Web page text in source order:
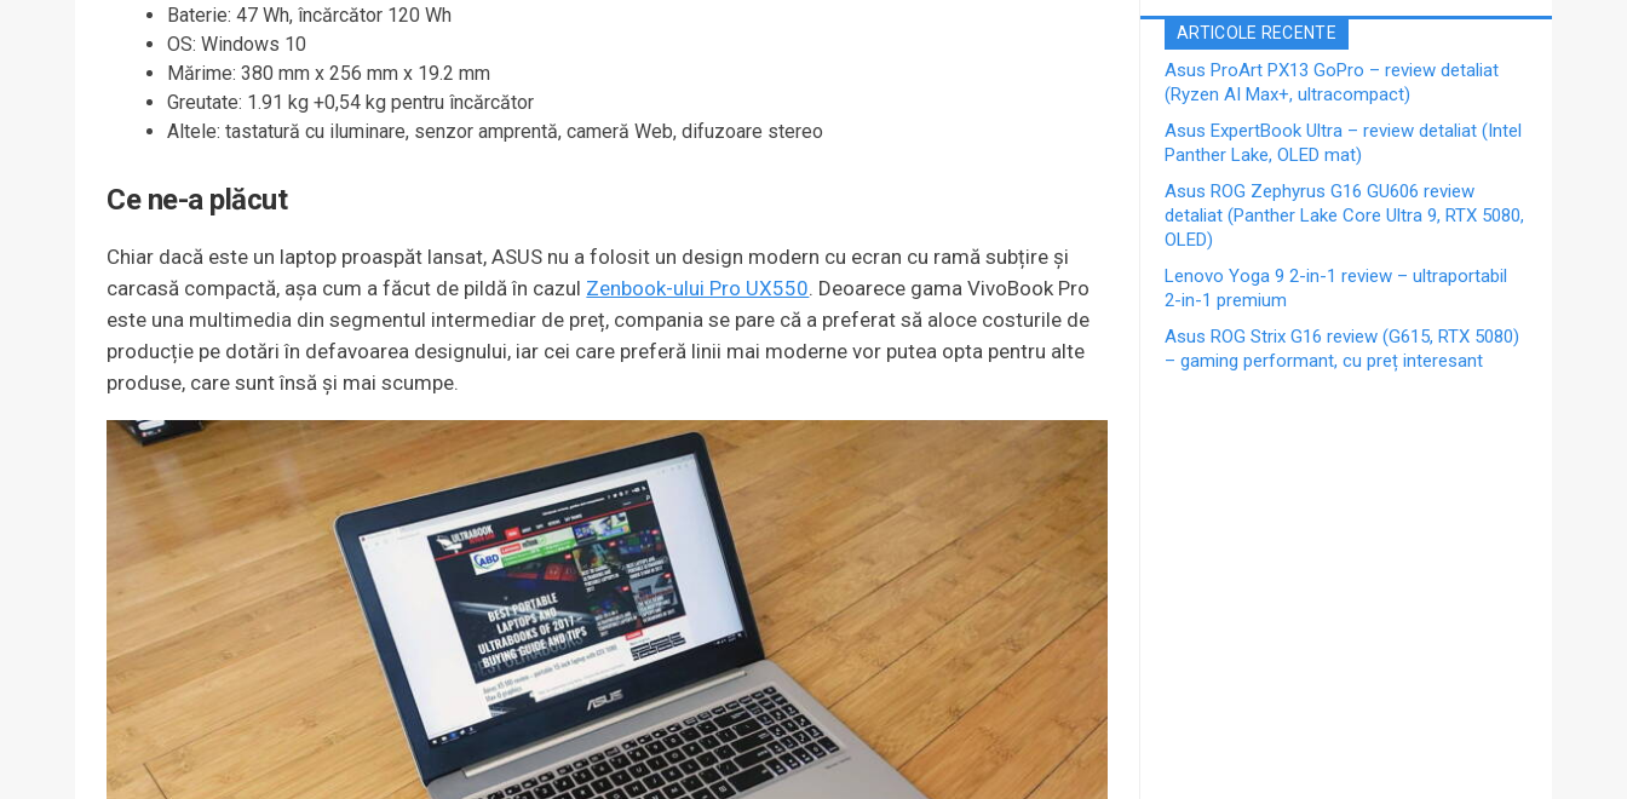
Baterie: 47 Wh, încărcător 120 Wh
OS: Windows 10
Mărime: 380 mm x 256 mm x 19.2 mm
Greutate: 1.91 kg +0,54 kg pentru încărcător
Altele: tastatură cu iluminare, senzor amprentă, cameră Web, difuzoare stereo
Ce ne-a plăcut
Chiar dacă este un laptop proaspăt lansat, ASUS nu a folosit un design modern cu ecran cu ramă subțire și
carcasă compactă, așa cum a făcut de pildă în cazul Zenbook-ului Pro UX550. Deoarece gama VivoBook Pro
este una multimedia din segmentul intermediar de preț, compania se pare că a preferat să aloce costurile de
producție pe dotări în defavoarea designului, iar cei care preferă linii mai moderne vor putea opta pentru alte
produse, care sunt însă și mai scumpe.
ARTICOLE RECENTE
Asus ProArt PX13 GoPro – review detaliat
(Ryzen AI Max+, ultracompact)
Asus ExpertBook Ultra – review detaliat (Intel
Panther Lake, OLED mat)
Asus ROG Zephyrus G16 GU606 review
detaliat (Panther Lake Core Ultra 9, RTX 5080,
OLED)
Lenovo Yoga 9 2-in-1 review – ultraportabil
2-in-1 premium
Asus ROG Strix G16 review (G615, RTX 5080)
– gaming performant, cu preț interesant